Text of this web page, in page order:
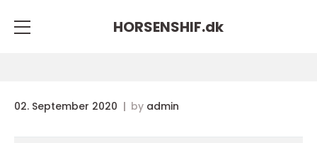
HORSENSHIF.dk
02. September 2020 by admin